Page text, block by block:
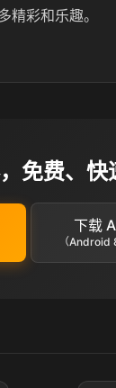
精彩和乐趣。
免费、快
下载
（Android